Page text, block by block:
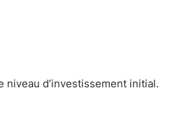
d’investissement initial.